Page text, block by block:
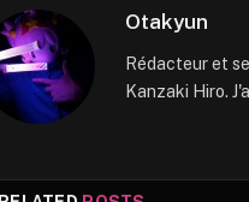
Otakyun
Rédacteur et
Kanzaki Hiro.